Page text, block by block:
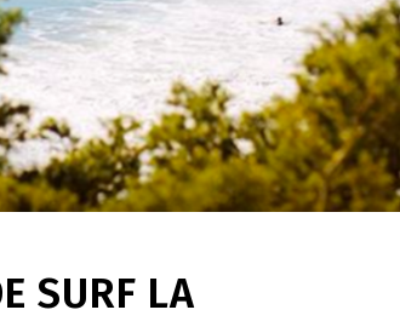
SURF LA